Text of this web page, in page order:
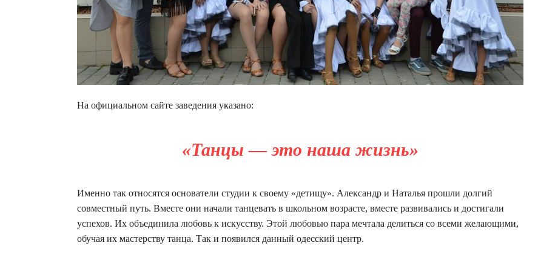
На официальном сайте заведения указано:
«Танцы — это наша жизнь»
Именно так относятся основатели студии к своему «детищу». Александр и Наталья прошли долгий
совместный путь. Вместе они начали танцевать в школьном возрасте, вместе развивались и достигали
успехов. Их объединила любовь к искусству. Этой любовью пара мечтала делиться со всеми желающими,
обучая их мастерству танца. Так и появился данный одесский центр.